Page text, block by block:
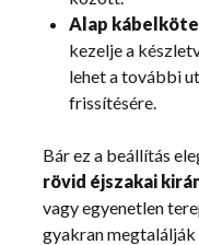
Alap
kezelje a
lehet a további
frissítésére.
Bár ez a beállítás
rövid éjszakai
vagy egyenetlen
gyakran